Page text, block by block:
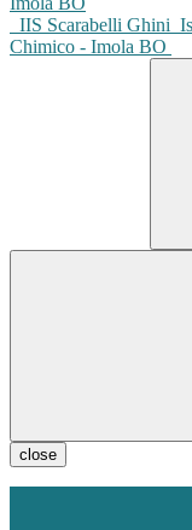
IIS Scarabelli Ghini
Chimico - Imola BO
close